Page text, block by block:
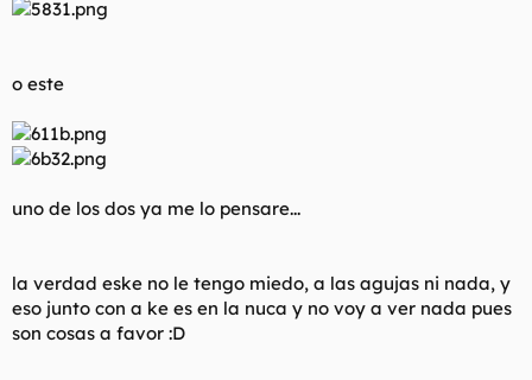
o este
uno de los dos ya me lo pensare...
la verdad eske no le tengo miedo, a las agujas ni nada, y
eso junto con a ke es en la nuca y no voy a ver nada pues
son cosas a favor :D